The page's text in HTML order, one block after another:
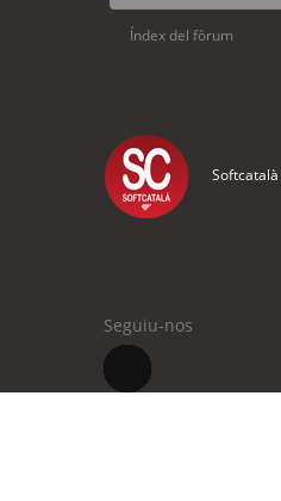
Índex del fòrum
Seguiu-nos